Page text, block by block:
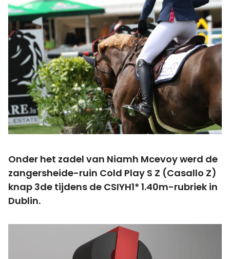
Onder het zadel van Niamh Mcevoy werd de
zangersheide-ruin Cold Play S Z (Casallo Z)
knap 3de tijdens de CSIYH1* 1.40m-rubriek in
Dublin.